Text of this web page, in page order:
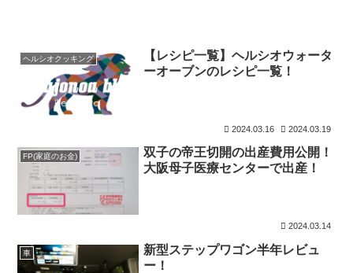
ヘルシオクッキング
【レシピ一覧】ヘルシオウォータ
ーオーブンのレシピ一覧！
2024.03.16 2024.03.19
FP(家庭のお金)
双子の帝王切開の出産費用公開！
大阪母子医療センターで出産！
2024.03.14
車
新型ステップワゴン半年レビュ
ー！